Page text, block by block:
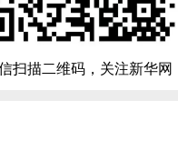
扫描二维码，关注新华网